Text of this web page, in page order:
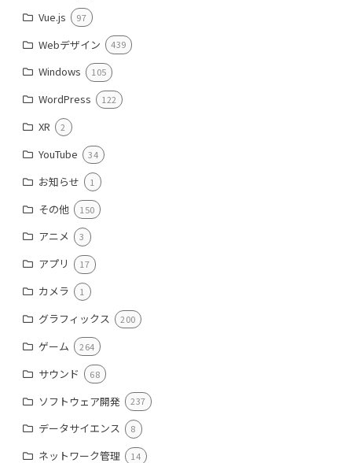
Vue.js 97
Webデザイン 439
Windows 105
WordPress 122
XR 2
YouTube 34
お知らせ 1
その他 150
アニメ 3
アプリ 17
カメラ 1
グラフィックス 200
ゲーム 264
サウンド 68
ソフトウェア開発 237
データサイエンス 8
ネットワーク管理 14